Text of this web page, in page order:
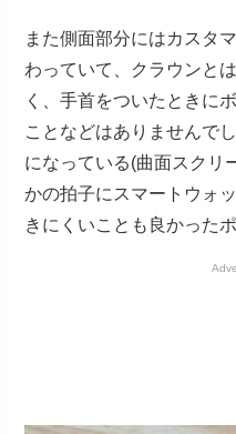
また側面部分にはカスタ
わっていて、クラウンと
く、手首をついたときに
ことなどはありませんで
になっている(曲面スクリ
かの拍子にスマートウォ
きにくいことも良かった